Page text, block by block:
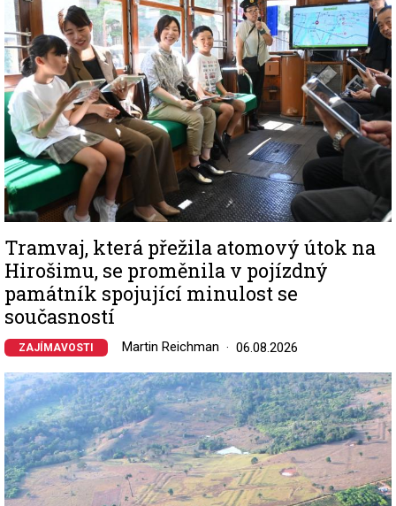
Tramvaj, která přežila atomový útok na
Hirošimu, se proměnila v pojízdný
památník spojující minulost se
současností
ZAJÍMAVOSTI Martin Reichman 06.08.2026
Image